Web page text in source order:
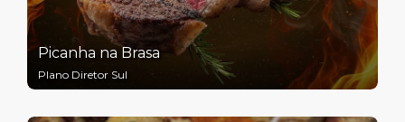
Picanha na Brasa
Plano Diretor Sul